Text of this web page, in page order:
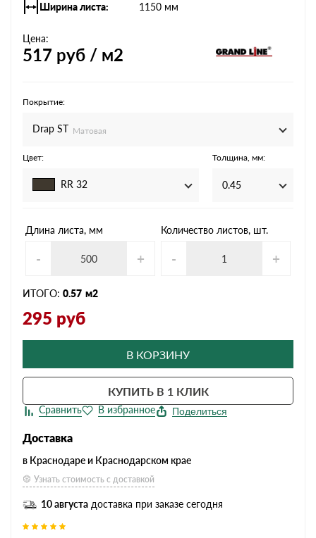
Ширина листа
1150 мм
Цена:
517 руб / м2
Покрытие:
Drap ST Матовая
Цвет:
RR 32
Толщина, мм:
0.45
Длина листа, мм
- +
Количество листов, шт.
- +
ИТОГО: 0.57 м2
295 руб
В КОРЗИНУ
КУПИТЬ В 1 КЛИК
Поделиться
Доставка
в Краснодаре и Краснодарском крае
Узнать стоимость с доставкой
10 августа доставка при заказе сегодня